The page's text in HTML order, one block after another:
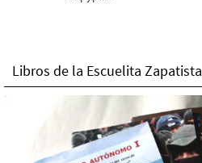
Libros de la Escuelita Zapatista